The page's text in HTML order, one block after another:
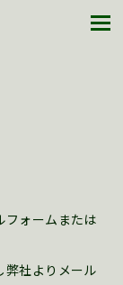
フォームまたは
弊社よりメール